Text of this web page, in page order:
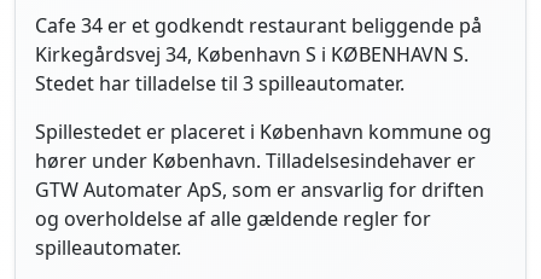
Cafe 34 er et godkendt restaurant beliggende på
Kirkegårdsvej 34, København S i KØBENHAVN S.
Stedet har tilladelse til 3 spilleautomater.
Spillestedet er placeret i København kommune og
hører under København. Tilladelsesindehaver er
GTW Automater ApS, som er ansvarlig for driften
og overholdelse af alle gældende regler for
spilleautomater.